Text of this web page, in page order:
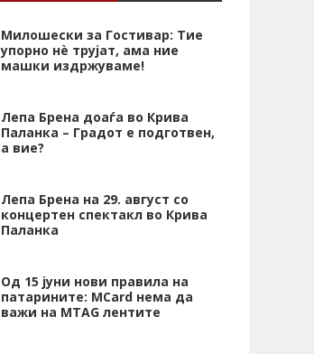
Милошески за Гостивар: Тие
упорно нѐ трујат, ама ние
машки издржуваме!
Лепа Брена доаѓа во Крива
Паланка – Градот е подготвен,
а вие?
Лепа Брена на 29. август со
концертен спектакл во Крива
Паланка
Од 15 јуни нови правила на
патарините: MCard нема да
важи на MTAG лентите